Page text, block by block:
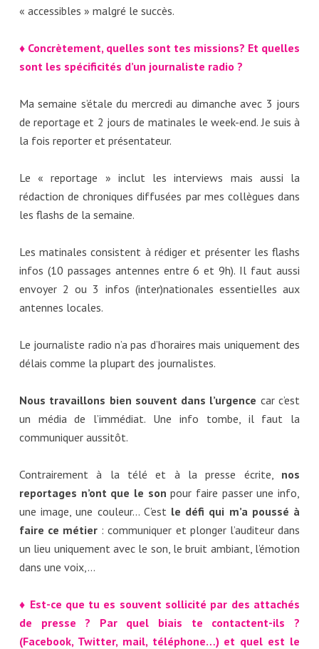
« accessibles » malgré le succès.
♦ Concrètement, quelles sont tes missions? Et quelles
sont les spécificités d’un journaliste radio ?
Ma semaine s’étale du mercredi au dimanche avec 3 jours
de reportage et 2 jours de matinales le week-end. Je suis à
la fois reporter et présentateur.
Le « reportage » inclut les interviews mais aussi la
rédaction de chroniques diffusées par mes collègues dans
les flashs de la semaine.
Les matinales consistent à rédiger et présenter les flashs
infos (10 passages antennes entre 6 et 9h). Il faut aussi
envoyer 2 ou 3 infos (inter)nationales essentielles aux
antennes locales.
Le journaliste radio n’a pas d’horaires mais uniquement des
délais comme la plupart des journalistes.
Nous travaillons bien souvent dans l’urgence car c’est
un média de l’immédiat. Une info tombe, il faut la
communiquer aussitôt.
Contrairement à la télé et à la presse écrite, nos
reportages n’ont que le son pour faire passer une info,
une image, une couleur… C’est le défi qui m’a poussé à
faire ce métier : communiquer et plonger l’auditeur dans
un lieu uniquement avec le son, le bruit ambiant, l’émotion
dans une voix,…
♦ Est-ce que tu es souvent sollicité par des attachés
de presse ? Par quel biais te contactent-ils ?
(Facebook, Twitter, mail, téléphone…) et quel est le